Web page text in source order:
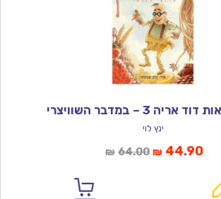
3 – במדבר השוויצרי
ינץ לוי
₪ 64.00המחיר
₪ 44.90